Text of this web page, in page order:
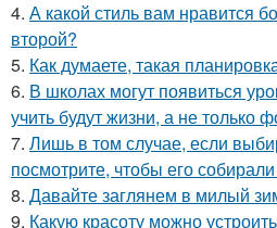
4. А какой стиль вам нравится
второй?
5. Как думаете, такая
6. В школах могут появиться
учить будут жизни, а не только
7. Лишь в том случае, если
посмотрите, чтобы его
8. Давайте заглянем в милый
9. Какую красоту можно